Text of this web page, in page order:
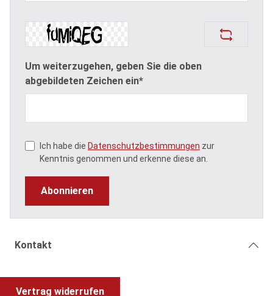
Um weiterzugehen, geben Sie die oben
abgebildeten Zeichen ein*
Ich habe die Datenschutzbestimmungen zur
Kenntnis genommen und erkenne diese an.
Abonnieren
Kontakt
Vertrag widerrufen